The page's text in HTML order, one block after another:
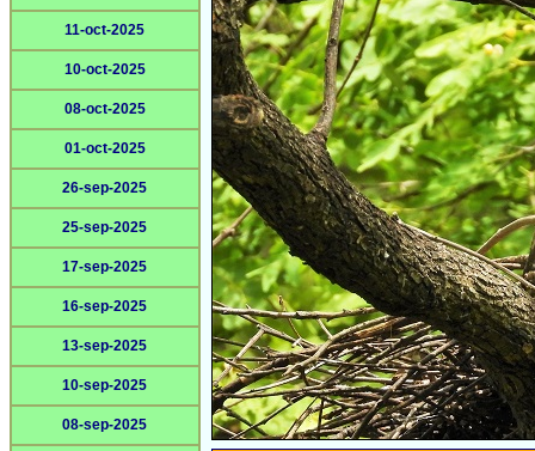
11-oct-2025
10-oct-2025
08-oct-2025
01-oct-2025
26-sep-2025
25-sep-2025
17-sep-2025
16-sep-2025
13-sep-2025
10-sep-2025
08-sep-2025